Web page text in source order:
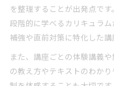
合格へ最短ルート
司法書士講座おす
司法書士講座オン
司法書士予備校社
初学者におすすめの司
を整理することが出発点で
段階的に学べるカリキュラ
補強や直前対策に特化した講
また、講座ごとの体験講義
の教え方やテキストのわか